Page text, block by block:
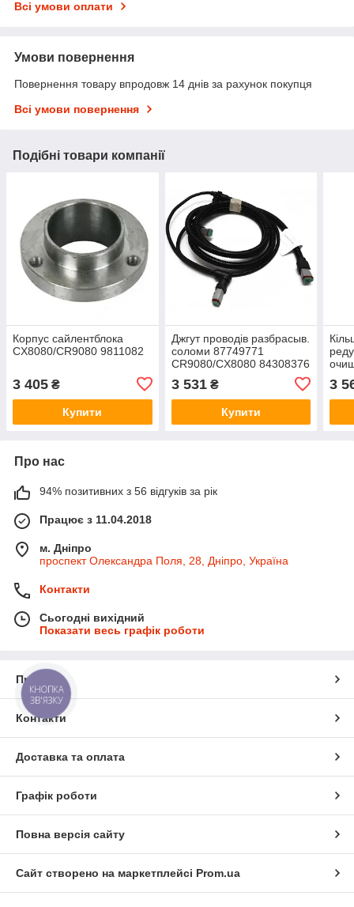
Всі умови оплати
Умови повернення
Повернення товару впродовж 14 днів за рахунок покупця
Всі умови повернення
Подібні товари компанії
Корпус сайлентблока
CX8080/CR9080 9811082
3 405 ₴
Купити
Джгут проводів разбрасыв.
соломи 87749771
CR9080/CX8080 84308376
3 531₴
Купити
3
Про нас
94% позитивних з 56 відгуків за рік
Працює з 11.04.2018
м. Дніпро
проспект Олександра Поля, 28, Дніпро, Україна
Контакти
Сьогодні вихідний
Показати весь графік роботи
Про нас
Контакти
Доставка та оплата
Графік роботи
Повна версія сайту
Сайт створено на маркетплейсі Prom.ua
КНОПКА
ЗВ'ЯЗКУ